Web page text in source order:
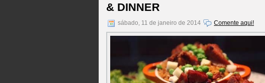
& DINNER
sábado, 11 de janeiro de 2014 Comente aqui!